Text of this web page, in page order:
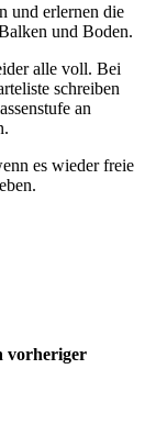
und erlernen die
und Boden.
alle voll. Bei
schreiben
an
es wieder freie
vorheriger